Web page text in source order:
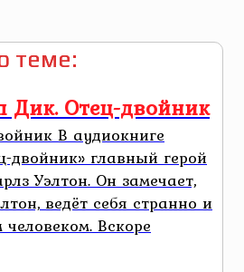
теме:
Дик. Отец-двойник
В аудиокниге
главный герой
Уэлтон. Он замечает,
ведёт себя странно и
Вскоре